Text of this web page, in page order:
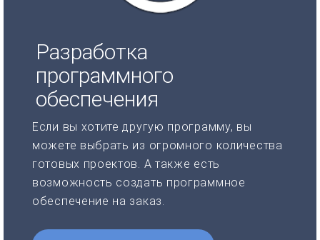
Разработка
программного
обеспечения
Если вы хотите другую программу, вы
можете выбрать из огромного количества
готовых проектов. А также есть
возможность создать программное
обеспечение на заказ.